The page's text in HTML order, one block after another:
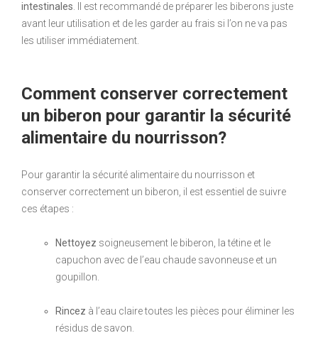
intestinales. Il est recommandé de préparer les biberons juste
avant leur utilisation et de les garder au frais si l’on ne va pas
les utiliser immédiatement.
Comment conserver correctement
un biberon pour garantir la sécurité
alimentaire du nourrisson?
Pour garantir la sécurité alimentaire du nourrisson et
conserver correctement un biberon, il est essentiel de suivre
ces étapes :
Nettoyez soigneusement le biberon, la tétine et le
capuchon avec de l’eau chaude savonneuse et un
goupillon.
Rincez à l’eau claire toutes les pièces pour éliminer les
résidus de savon.